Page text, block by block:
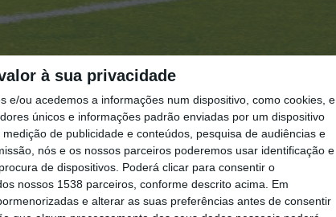
à sua privacidade
e/ou acedemos a informações num dispositivo, como cookies, e
únicos e informações padrão enviadas por um dispositivo
de publicidade e conteúdos, pesquisa de audiências e
nós e os nossos parceiros poderemos usar identificação e
de dispositivos. Poderá clicar para consentir o
nossos 1538 parceiros, conforme descrito acima. Em
e alterar as suas preferências antes de consentir
onde joga transitoriamente pela segunda
económico dos jogos na cidade